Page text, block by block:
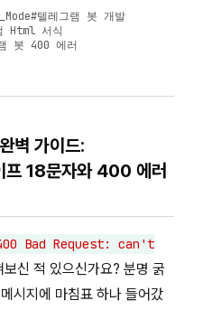
#텔레그램 봇 개발
Html 서식
봇 400 에러
벽 가이드:
18문자와 400 에러
Bad Request: can't
보신 적 있으신가요? 분명 굵
시지에 마침표 하나 들어갔